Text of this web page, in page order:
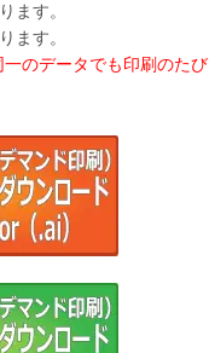
ます。
ます。
のデータでも印刷のたび